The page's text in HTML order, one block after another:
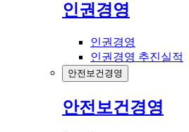
인권경영
인권경영
인권경영 추진실적
안전보건경영
안전보건경영